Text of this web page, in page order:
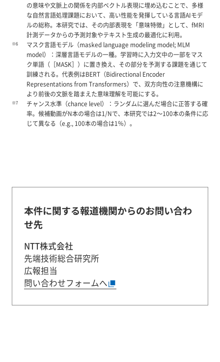
の意味や文脈上の関係を内部ベクトル表現に埋め込むことで、多様
な自然言語処理課題において、高い性能を発揮している言語AIモデ
ルの総称。本研究では、その内部表現を「意味特徴」として、fMRI
計測データからの予測対象やテキスト生成の最適化に利用。
※6
マスク言語モデル（masked language modeling model; MLM
model）：深層言語モデルの一種。学習時に入力文中の一部をマス
ク単語（［MASK］）に置き換え、その部分を予測する課題を通じて
訓練される。代表例はBERT（Bidirectional Encoder
Representations from Transformers）で、双方向性の注意機構に
より前後の文脈を踏まえた意味理解を可能にする。
※7
チャンス水準（chance level）：ランダムに選んだ場合に正答する確
率。候補動画がN本の場合は1/Nで、本研究では2～100本の条件に応
じて異なる（e.g., 100本の場合は1％）。
本件に関する報道機関からのお問い合わ
せ先
NTT株式会社
先端技術総合研究所
広報担当
問い合わせフォームへ